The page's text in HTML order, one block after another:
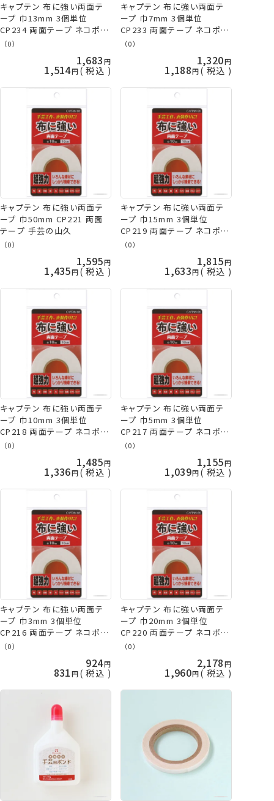
キャプテン 布に強い両面テ
ープ 巾13mm 3個単位
CP234 両面テープ ネコポス
可 手芸の山久
（0）
1,683
1,514 税込
キャプテン 布に強い両面テ
ープ 巾7mm 3個単位
CP233 両面テープ ネコポス
可 手芸の山久
（0）
1,320
1,188 税込
キャプテン 布に強い両面テ
ープ 巾50mm CP221 両面
テープ 手芸の山久
（0）
1,595
1,435 税込
キャプテン 布に強い両面テ
ープ 巾15mm 3個単位
CP219 両面テープ ネコポス
可 手芸の山久
（0）
1,815
1,633 税込
キャプテン 布に強い両面テ
ープ 巾10mm 3個単位
CP218 両面テープ ネコポス
可 手芸の山久
（0）
1,485
1,336 税込
キャプテン 布に強い両面テ
ープ 巾5mm 3個単位
CP217 両面テープ ネコポス
可 手芸の山久
（0）
1,155
1,039 税込
キャプテン 布に強い両面テ
ープ 巾3mm 3個単位
CP216 両面テープ ネコポス
可 手芸の山久
（0）
924
831 税込
キャプテン 布に強い両面テ
ープ 巾20mm 3個単位
CP220 両面テープ ネコポス
可 手芸の山久
（0）
2,178
1,960 税込